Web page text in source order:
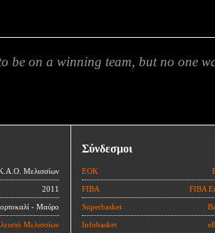
be on a winning team, but no one
Μελισσίων
2011
- Μαύρο
Μελισσίων
Σύνδεσμοι
ΕΟΚ
FIBA FIBA
Superbasket
Infobasket